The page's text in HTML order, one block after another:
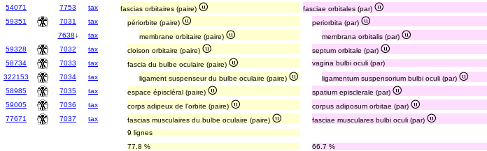
54071
7753 tax fascias orbitaires (paire)
fasciae orbitales (par)
59351
7031 tax périorbite (paire)
periorbita (par)
7638↓ tax membrane orbitaire (paire)
membrana orbitalis (par)
59328
7032 tax cloison orbitaire (paire)
septum orbitale (par)
58734
7033 tax fascia du bulbe oculaire (paire)
vagina bulbi oculi (par)
322153
7034 tax ligament suspenseur du bulbe oculaire (paire)
ligamentum suspensorium bulbi oculi (par)
58985
7035 tax espace épiscléral (paire)
spatium episclerale (par)
59005
7036 tax corps adipeux de l'orbite (paire)
corpus adiposum orbitae (par)
77671
7037 tax fascias musculaires du bulbe oculaire (paire)
fasciae musculares bulbi oculi (par)
9 lignes
77.8 %
66.7 %